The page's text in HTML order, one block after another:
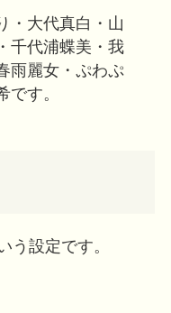
・大代真白・山
千代浦蝶美・我
雨麗女・ぷわぷ
す。
う設定です。